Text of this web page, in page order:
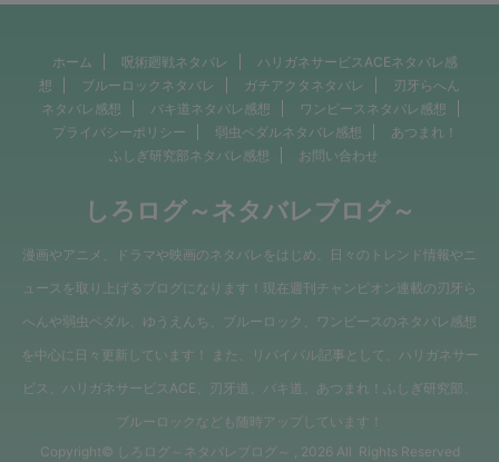
ホーム 呪術廻戦ネタバレ
ハリガネサービスACEネタバレ感
想
ブルーロックネタバレ ガチアクタネタバレ
刃牙らへん
ネタバレ感想
バキ道ネタバレ感想
ワンピースネタバレ感想
プライバシーポリシー
弱虫ペダルネタバレ感想
あつまれ！
ふしぎ研究部ネタバレ感想
お問い合わせ
しろログ～ネタバレブログ～
漫画やアニメ、ドラマや映画のネタバレをはじめ、日々のトレンド情報やニ
ュースを取り上げるブログになります！現在週刊チャンピオン連載の刃牙ら
へんや弱虫ペダル、ゆうえんち、ブルーロック、ワンピースのネタバレ感想
を中心に日々更新しています！ また、リバイバル記事として、ハリガネサー
ビス、ハリガネサービスACE、刃牙道、バキ道、あつまれ！ふしぎ研究部、
ブルーロックなども随時アップしています！
Copyright© しろログ～ネタバレブログ～ , 2026 All Rights Reserved